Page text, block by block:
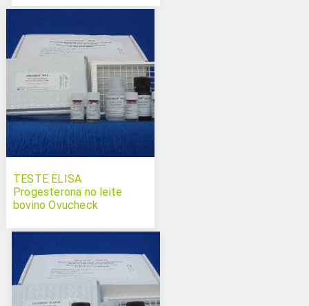
TESTE ELISA
Progesterona no leite
bovino Ovucheck